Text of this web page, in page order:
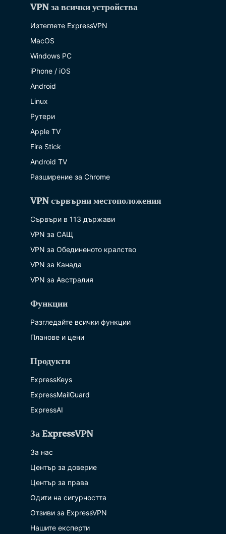
VPN за всички устройства
Изтеглете ExpressVPN
MacOS
Windows PC
iPhone / iOS
Android
Linux
Рутери
Apple TV
Fire Stick
Android TV
Разширение за Chrome
VPN сървърни местоположения
Сървъри в 113 държави
VPN за САЩ
VPN за Обединеното кралство
VPN за Канада
VPN за Австралия
Функции
Разгледайте всички функции
Планове и цени
Продукти
ExpressKeys
ExpressMailGuard
ExpressAI
За ExpressVPN
За нас
Център за доверие
Център за права
Одити на сигурността
Отзиви за ExpressVPN
Нашите експерти